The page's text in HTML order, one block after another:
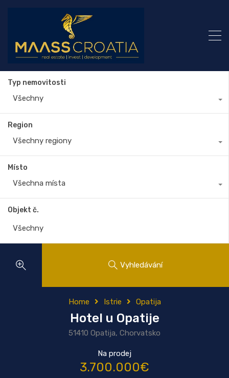
Typ nemovitosti
Všechny
Region
Všechny regiony
Místo
Všechna místa
Objekt č.
Vyhledávání
Home Istrie Opatija
Hotel u Opatije
51410 Opatija, Chorvatsko
Na prodej
3.700.000€